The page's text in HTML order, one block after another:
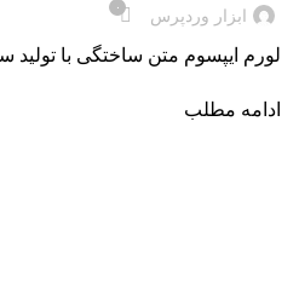
ابزار وردپرس ۰
لورم ایپسوم متن ساختگی با
ادامه مطلب